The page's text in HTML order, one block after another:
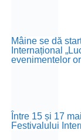
Mâine se dă
Internațional
evenimentelor
Între 15 și 17
Festivalului